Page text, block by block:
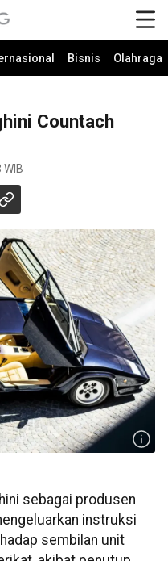
Bisnis Olahraga
Countach
sebagai produsen
instruksi
sembilan unit